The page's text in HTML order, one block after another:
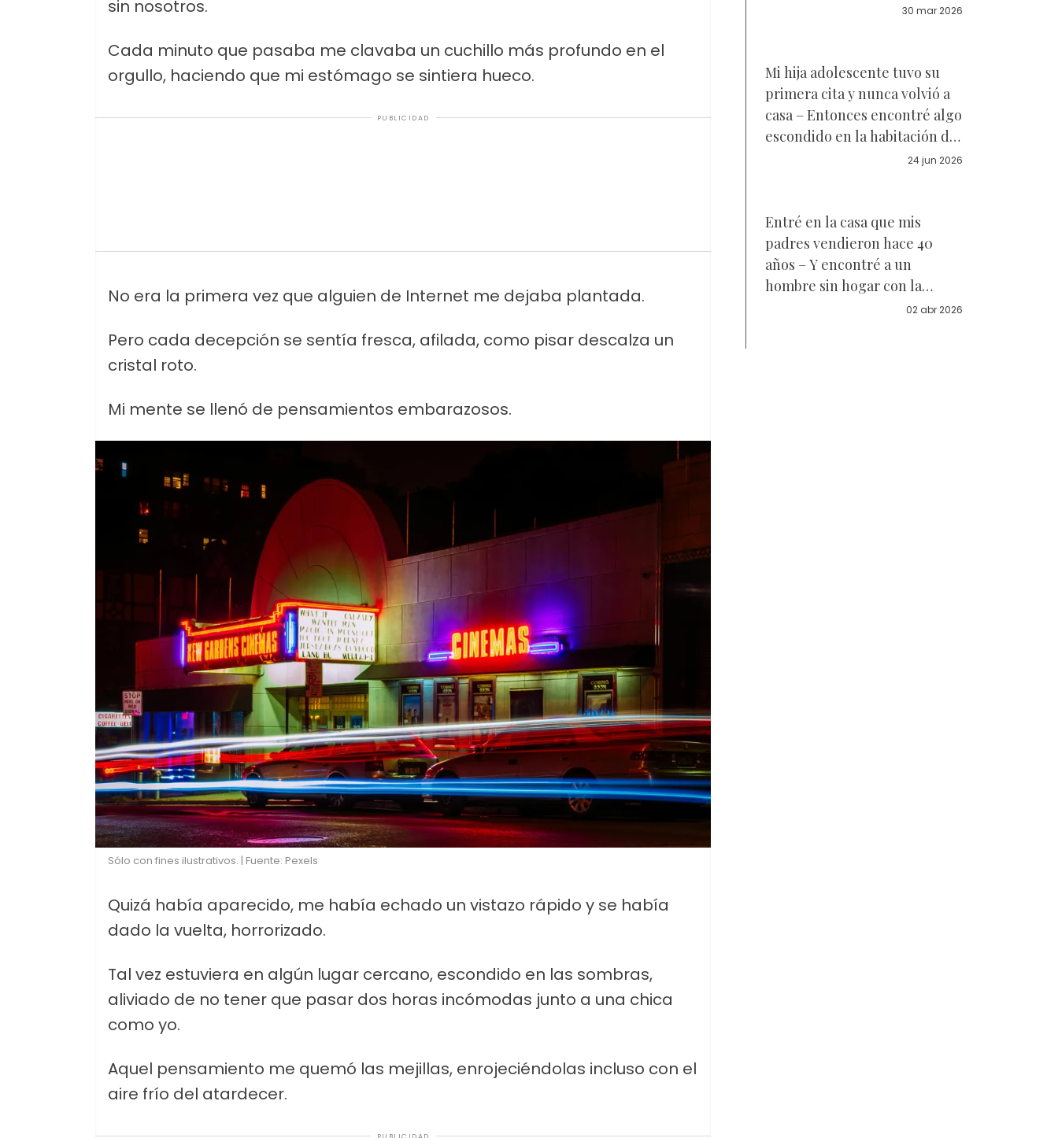
sin nosotros.
Cada minuto que pasaba me clavaba un cuchillo más profundo en el
orgullo, haciendo que mi estómago se sintiera hueco.
PUBLICIDAD
No era la primera vez que alguien de Internet me dejaba plantada.
Pero cada decepción se sentía fresca, afilada, como pisar descalza un
cristal roto.
Mi mente se llenó de pensamientos embarazosos.
Sólo con fines ilustrativos. | Fuente: Pexels
Quizá había aparecido, me había echado un vistazo rápido y se había
dado la vuelta, horrorizado.
Tal vez estuviera en algún lugar cercano, escondido en las sombras,
aliviado de no tener que pasar dos horas incómodas junto a una chica
como yo.
Aquel pensamiento me quemó las mejillas, enrojeciéndolas incluso con el
aire frío del atardecer.
30 mar 2026
Mi hija adolescente tuvo su
primera cita y nunca volvió a
casa – Entonces encontré algo
escondido en la habitación de
24 jun 2026
Entré en la casa que mis
padres vendieron hace 40
años – Y encontré a un
hombre sin hogar con la
misma marca de nacimiento
02 abr 2026